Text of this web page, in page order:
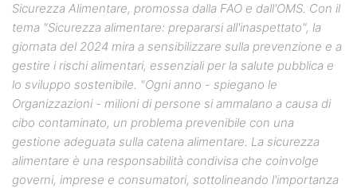
Sicurezza Alimentare, promossa dalla FAO e dall'OMS. Con il
tema "Sicurezza alimentare: prepararsi all'inaspettato", la
giornata del 2024 mira a sensibilizzare sulla prevenzione e a
gestire i rischi alimentari, essenziali per la salute pubblica e
lo sviluppo sostenibile. "Ogni anno - spiegano le
Organizzazioni - milioni di persone si ammalano a causa di
cibo contaminato, un problema prevenibile con una
gestione adeguata sulla catena alimentare. La sicurezza
alimentare è una responsabilità condivisa che coinvolge
governi, imprese e consumatori, sottolineando l'importanza